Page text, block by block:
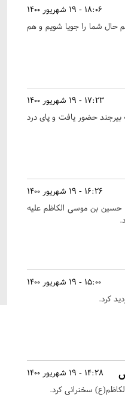
18:06 - 19 شهریور 1400
حال شما را جویا شویم و هم
17:23 - 19 شهریور 1400
حضور یافت و پای درد
16:26 - 19 شهریور 1400
حسین بن موسی الکاظم علیه
15:00 - 19 شهریور 1400
کرد.
14:28 - 19 شهریور 1400
سخنرانی کرد.